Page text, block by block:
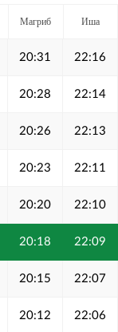
Магриб Иша
20:31 22:16
20:28 22:14
20:26 22:13
20:23 22:11
20:20 22:10
20:18 22:09
20:15 22:07
20:12 22:06